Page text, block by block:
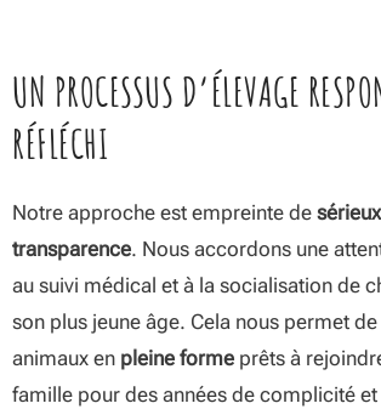
UN PROCESSUS D’ÉLEVAGE
RÉFLÉCHI
Notre approche est empreinte de sérieux
transparence. Nous accordons une
au suivi médical et à la socialisation de
son plus jeune âge. Cela nous permet
animaux en pleine forme prêts à
famille pour des années de complicité et